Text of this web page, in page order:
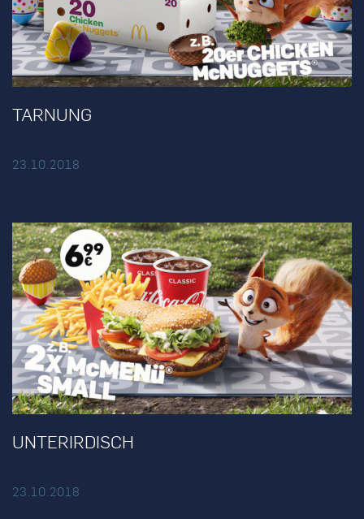
TARNUNG
23.10.2018
UNTERIRDISCH
23.10.2018